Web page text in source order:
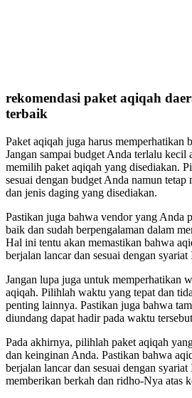
rekomendasi paket aqiqah
terbaik
Paket aqiqah juga harus memperhatikan
Jangan sampai budget Anda terlalu kecil
memilih paket aqiqah yang disediakan.
sesuai dengan budget Anda namun tetap
dan jenis daging yang disediakan.
Pastikan juga bahwa vendor yang Anda
baik dan sudah berpengalaman dalam
Hal ini tentu akan memastikan bahwa
berjalan lancar dan sesuai dengan syariat
Jangan lupa juga untuk memperhatikan
aqiqah. Pilihlah waktu yang tepat dan
penting lainnya. Pastikan juga bahwa
diundang dapat hadir pada waktu
Pada akhirnya, pilihlah paket aqiqah
dan keinginan Anda. Pastikan bahwa
berjalan lancar dan sesuai dengan
memberikan berkah dan ridho-Nya atas